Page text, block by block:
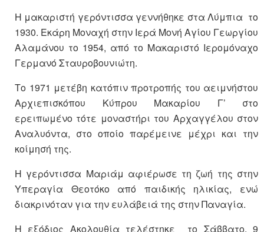
Η μακαριστή γερόντισσα γεννήθηκε στα Λύμπια το
1930. Εκάρη Μοναχή στην Ιερά Μονή Αγίου Γεωργίου
Αλαμάνου το 1954, από το Μακαριστό Ιερομόναχο
Γερμανό Σταυροβουνιώτη.
Το 1971 μετέβη κατόπιν προτροπής του αειμνήστου
Αρχιεπισκόπου Κύπρου Μακαρίου Γ’ στο
ερειπωμένο τότε μοναστήρι του Αρχαγγέλου στον
Αναλυόντα, στο οποίο παρέμεινε μέχρι και την
κοίμησή της.
Η γερόντισσα Μαριάμ αφιέρωσε τη ζωή της στην
Υπερα­γία Θεοτόκο από παιδικής ηλικίας, ενώ
διακρινόταν για την ευλάβειά της στην Παναγία.
Η εξόδιος Ακολουθία τελέστηκε το Σάββατο, 9